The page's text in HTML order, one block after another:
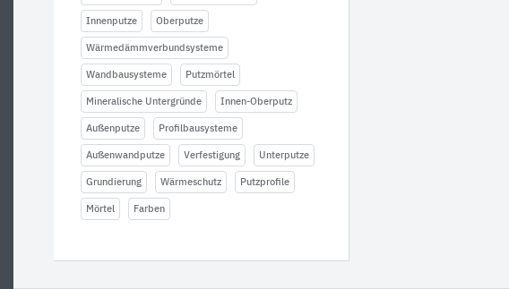
Innenputze Oberputze
Wärmedämmverbundsysteme
Wandbausysteme Putzmörtel
Mineralische Untergründe Innen-Oberputz
Außenputze Profilbausysteme
Außenwandputze Verfestigung Unterputze
Grundierung Wärmeschutz Putzprofile
Mörtel Farben